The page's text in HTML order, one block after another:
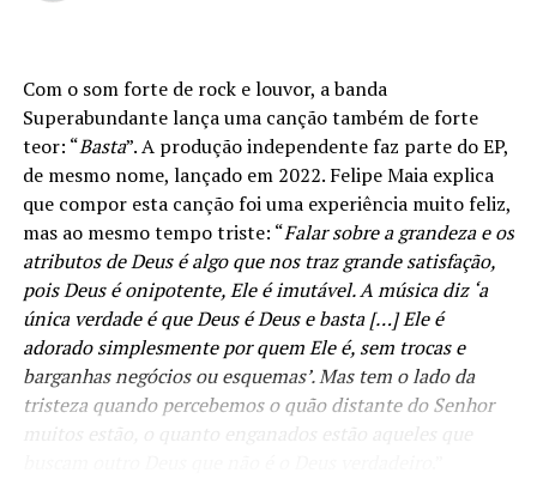
de vida em todo o mundo sinalizava ainda mais que Deus
era, é e será sempre a única certeza e esperança que a
humanidade tem: “Muitas pessoas morrendo, amigos
cantores e pastores partindo para a eternidade. Escrevi
essa música com muito temor e tremor. A mensagem dela
nos conforta pelo fato de termos o Deus em quem
podemos confiar em todo o tempo, em qualquer
situação.”
PUBLICIDADE
Com o som forte de rock e louvor, a banda
Superabundante lança uma canção também de forte
teor: “Basta”. A produção independente faz parte do EP,
de mesmo nome, lançado em 2022. Felipe Maia explica
que compor esta canção foi uma experiência muito feliz,
mas ao mesmo tempo triste: “Falar sobre a grandeza e os
atributos de Deus é algo que nos traz grande satisfação,
pois Deus é onipotente, Ele é imutável. A música diz ‘a
única verdade é que Deus é Deus e basta […] Ele é
adorado simplesmente por quem Ele é, sem trocas e
barganhas negócios ou esquemas’. Mas tem o lado da
tristeza quando percebemos o quão distante do Senhor
muitos estão, o quanto enganados estão aqueles que